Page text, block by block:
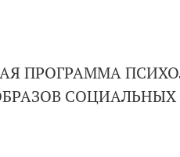
ПРОГРАММА